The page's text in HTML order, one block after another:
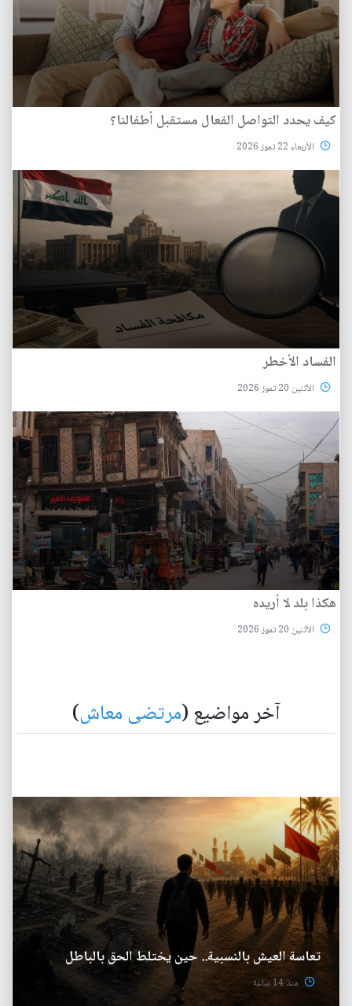
كيف يحدد التواصل الفعال مستقبل أطفالنا؟
الأربعاء 22 تموز 2026
الفساد الأخطر
الأثنين 20 تموز 2026
هكذا بلد لا أريده
الأثنين 20 تموز 2026
آخر مواضيع (مرتضى معاش)
تعاسة العيش بالنسبية.. حين يختلط الحق بالباطل
منذ 14 ساعة